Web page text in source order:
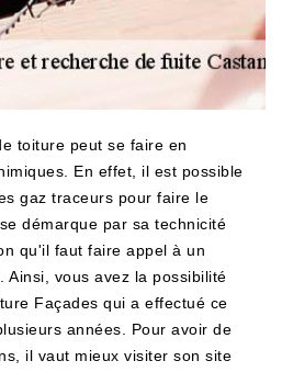
toiture peut se faire en
En effet, il est possible
gaz traceurs pour faire le
démarque par sa technicité
qu'il faut faire appel à un
Ainsi, vous avez la possibilité
Façades qui a effectué ce
années. Pour avoir de
il vaut mieux visiter son site